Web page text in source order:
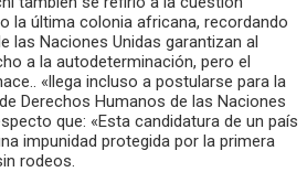
la última colonia africana, recordando
las Naciones Unidas garantizan al
a la autodeterminación, pero el
«llega incluso a postularse para la
Derechos Humanos de las Naciones
que: «Esta candidatura de un país
impunidad protegida por la primera
rodeos.